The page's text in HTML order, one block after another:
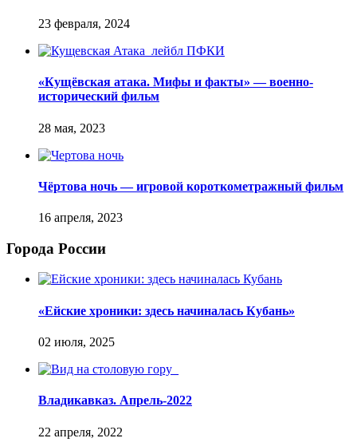
«Кущёвская атака. Мифы и факты» — военно-
исторический фильм
Чёртова ночь — игровой короткометражный фильм
Города России
«Ейские хроники: здесь начиналась Кубань»
Владикавказ. Апрель-2022